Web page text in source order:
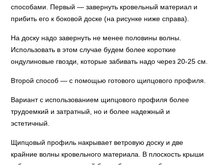
способами. Первый — завернуть кровельный материал и
прибить его к боковой доске (на рисунке ниже справа).
На доску надо завернуть не менее половины волны.
Использовать в этом случае будем более короткие
ондулиновые гвозди, которые забивать надо через 20-25 см.
Второй способ — с помощью готового щипцового профиля.
Вариант с использованием щипцового профиля более
трудоемкий и затратный, но и более надежный и
эстетичный.
Щипцовый профиль накрывает ветровую доску и две
крайние волны кровельного материала. В плоскость крыши